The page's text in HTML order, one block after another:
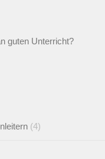
guten Unterricht?
(4)